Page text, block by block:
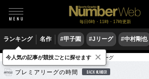
毎日6時・11時・17時更新
ランキング 名作 #甲子園 #Jリーグ #中村剛也
サッカー 海外サッカー プレミアリーグ
プレミアリーグの時間 BACK NUMBER
今人気の記事が競技ごとに探せます ×